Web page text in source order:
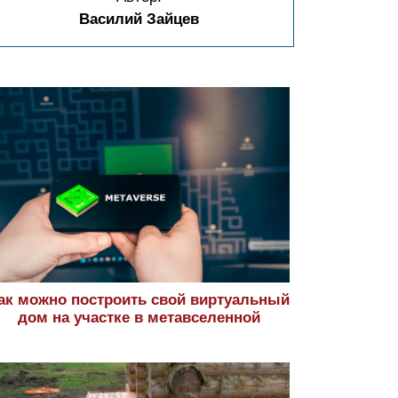
Василий Зайцев
можно построить свой виртуальный
дом на участке в метавселенной